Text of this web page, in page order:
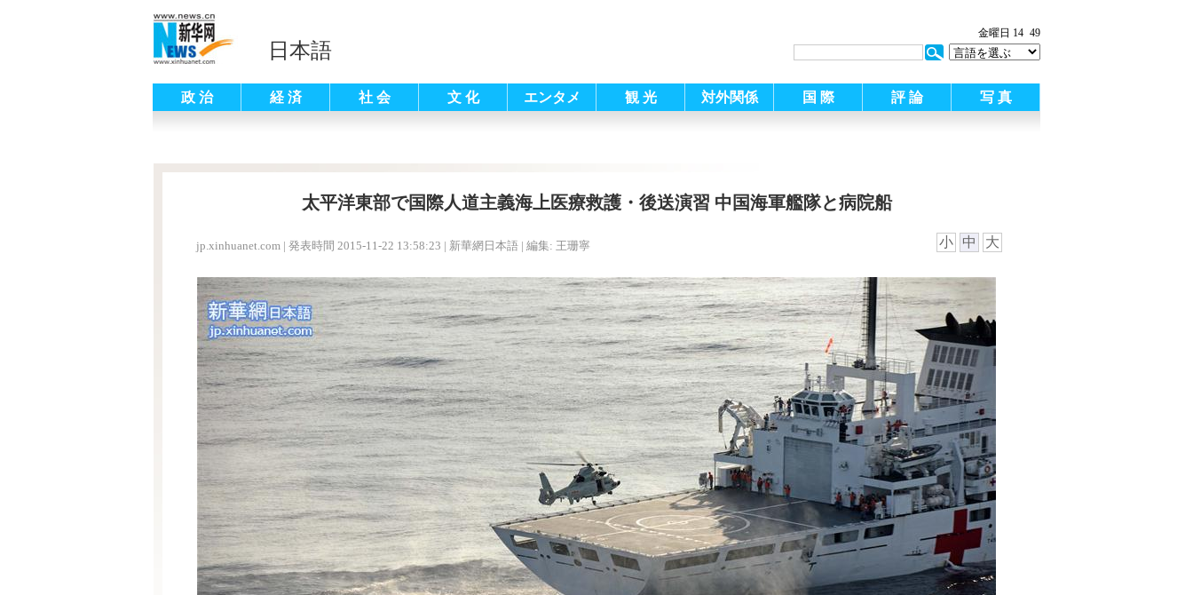
日本語
金曜日 14 49
政 治 経 済 社 会 文 化 エンタメ 観 光 対外関係 国 際 評 論 写 真
太平洋東部で国際人道主義海上医療救護・後送演習 中国海軍艦隊と病院船
jp.xinhuanet.com | 発表時間 2015-11-22 13:58:23 | 新華網日本語 | 編集: 王珊寧 小 中 大